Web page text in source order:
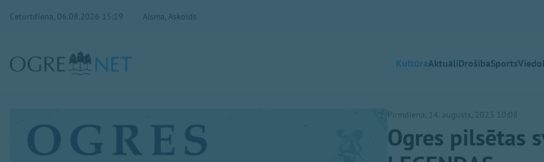
Ceturtdiena, 06.08.2026 15:19 Aisma, Askolds
KultūraAktuāliDrošībaSports
Pirmdiena, 14. augusts, 2023 10:08
Ogres pilsētas